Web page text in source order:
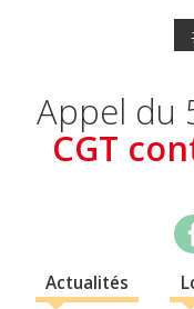
Appel du
CGT
Actualités